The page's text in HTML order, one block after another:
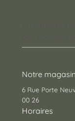
Notre
6 Rue Porte
00 26
Horaires